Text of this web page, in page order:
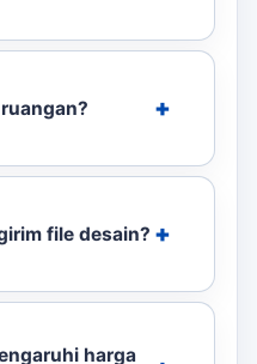
file desain?
harga